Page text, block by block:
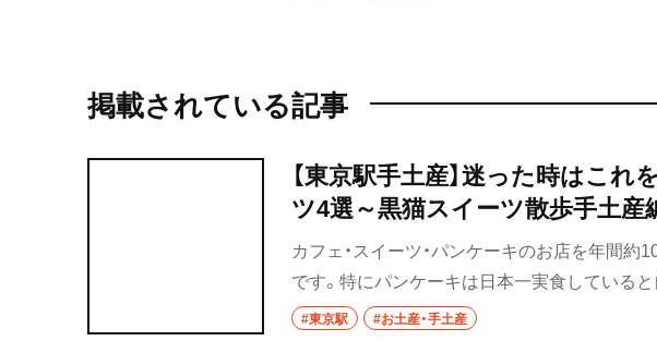
掲載されている記事
【東京駅手土産】迷った時はこれ
ツ4選～黒猫スイーツ散歩手土産
カフェ・スイーツ・パンケーキのお店を年間
です。特にパンケーキは日本一実食している
な街を散歩している時に発見した手土産スイー
#東京駅 #お土産・手土産